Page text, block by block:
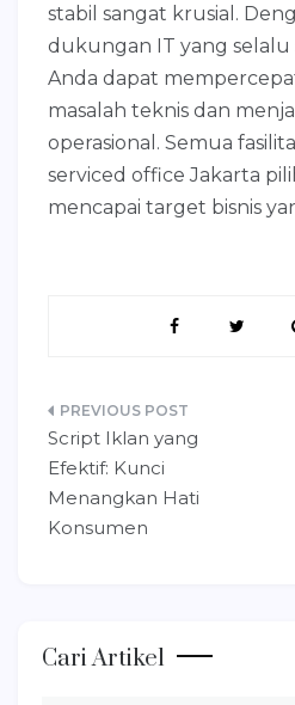
stabil sangat krusial.
dukungan IT yang selalu
Anda dapat
masalah teknis dan
operasional. Semua
serviced office Jakarta
mencapai target bisnis
Post
navigation
Script Iklan yang
Efektif: Kunci
Menangkan Hati
Konsumen
Cari Artikel